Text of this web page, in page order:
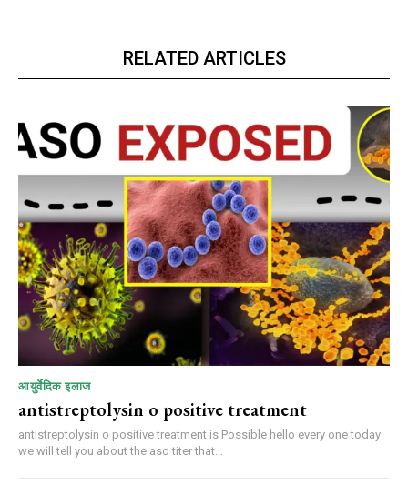
RELATED ARTICLES
आयुर्वेदिक इलाज
antistreptolysin o positive treatment
antistreptolysin o positive treatment is Possible hello every one today
we will tell you about the aso titer that...